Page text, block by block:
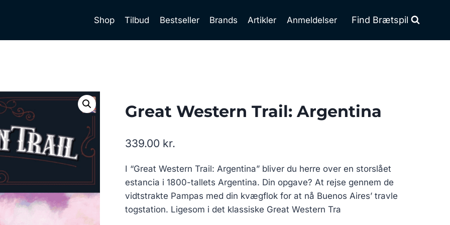
Shop Tilbud Bestseller Brands Artikler Anmeldelser Find Brætspil
Great Western Trail: Argentina
339.00 kr.
I “Great Western Trail: Argentina” bliver du herre over en storslået
estancia i 1800-tallets Argentina. Din opgave? At rejse gennem de
vidtstrakte Pampas med din kvægflok for at nå Buenos Aires’ travle
togstation. Ligesom i det klassiske Great Western Tra